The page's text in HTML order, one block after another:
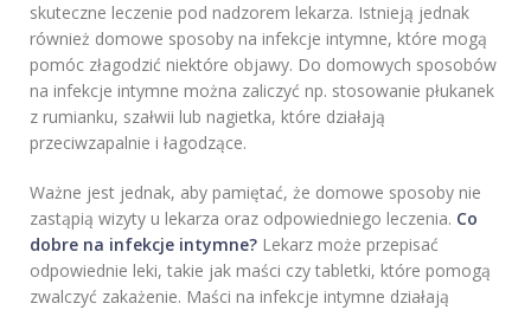
skuteczne leczenie pod nadzorem lekarza. Istnieją jednak
również domowe sposoby na infekcje intymne, które mogą
pomóc złagodzić niektóre objawy. Do domowych sposobów
na infekcje intymne można zaliczyć np. stosowanie płukanek
z rumianku, szałwii lub nagietka, które działają
przeciwzapalnie i łagodzące.
Ważne jest jednak, aby pamiętać, że domowe sposoby nie
zastąpią wizyty u lekarza oraz odpowiedniego leczenia. Co
dobre na infekcje intymne? Lekarz może przepisać
odpowiednie leki, takie jak maści czy tabletki, które pomogą
zwalczyć zakażenie. Maści na infekcje intymne działają